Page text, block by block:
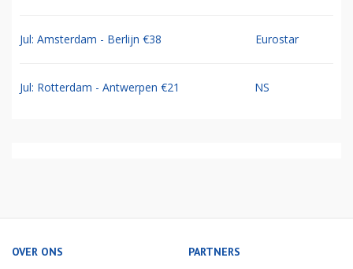
Jul: Amsterdam - Berlijn €38 Eurostar
Jul: Rotterdam - Antwerpen €21 NS
OVER ONS PARTNERS